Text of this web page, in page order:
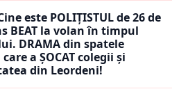
este POLIȚISTUL de 26 de
BEAT la volan în timpul
DRAMA din spatele
a ȘOCAT colegii și
din Leordeni!